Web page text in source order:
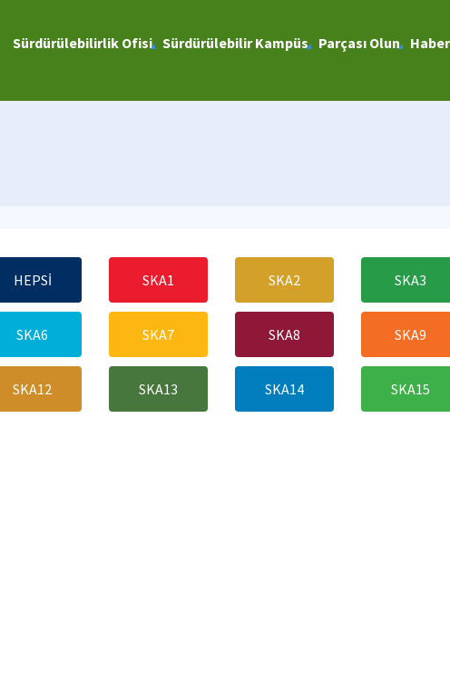
Sürdürülebilirlik Ofisi Sürdürülebilir Kampüs Parçası Olun
HEPSİ SKA1 SKA2 SKA3
SKA6 SKA7 SKA8 SKA9
SKA12 SKA13 SKA14 SKA15